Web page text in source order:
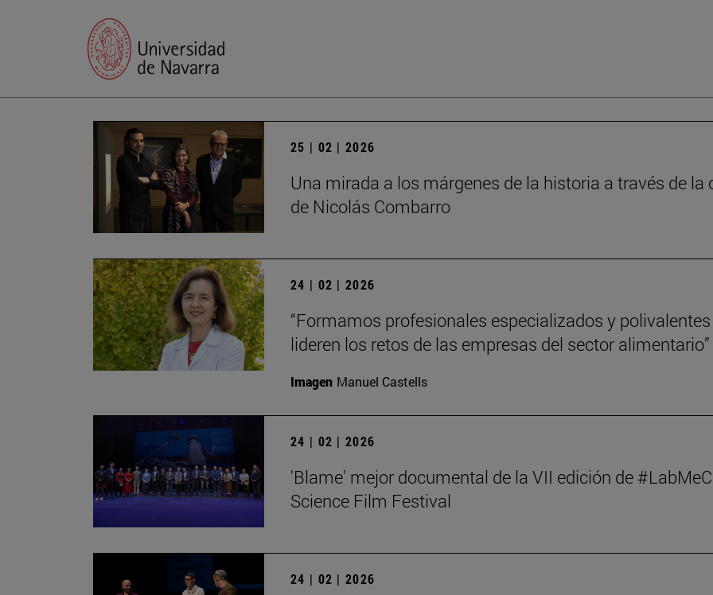
25 | 02 | 2026
Una mirada a los márgenes de la historia a través de la
de Nicolás Combarro
24 | 02 | 2026
“Formamos profesionales especializados y
lideren los retos de las empresas del sector alimentario”
Imagen Manuel Castells
24 | 02 | 2026
'Blame' mejor documental de la VII edición de
Science Film Festival
24 | 02 | 2026